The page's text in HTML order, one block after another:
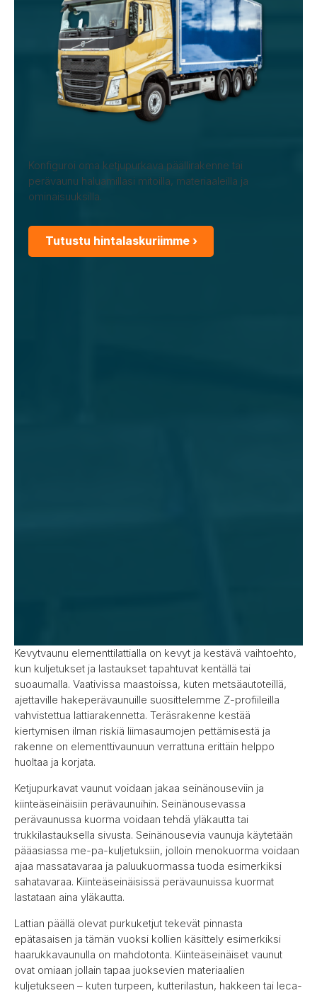
Konfiguroi oma ketjupurkava päällirakenne tai
perävaunu haluamillasi mitoilla, materiaaleilla ja
ominaisuuksilla.
Tutustu hintalaskuriimme ›
Kevytvaunu elementtilattialla on kevyt ja kestävä vaihtoehto,
kun kuljetukset ja lastaukset tapahtuvat kentällä tai
suoaumalla. Vaativissa maastoissa, kuten metsäautoteillä,
ajettaville hakeperävaunuille suosittelemme Z-profiileilla
vahvistettua lattiarakennetta. Teräsrakenne kestää
kiertymisen ilman riskiä liimasaumojen pettämisestä ja
rakenne on elementtivaunuun verrattuna erittäin helppo
huoltaa ja korjata.
Ketjupurkavat vaunut voidaan jakaa seinänouseviin ja
kiinteäseinäisiin perävaunuihin. Seinänousevassa
perävaunussa kuorma voidaan tehdä yläkautta tai
trukkilastauksella sivusta. Seinänousevia vaunuja käytetään
pääasiassa me-pa-kuljetuksiin, jolloin menokuorma voidaan
ajaa massatavaraa ja paluukuormassa tuoda esimerkiksi
sahatavaraa. Kiinteäseinäisissä perävaunuissa kuormat
lastataan aina yläkautta.
Lattian päällä olevat purkuketjut tekevät pinnasta
epätasaisen ja tämän vuoksi kollien käsittely esimerkiksi
haarukkavaunulla on mahdotonta. Kiinteäseinäiset vaunut
ovat omiaan jollain tapaa juoksevien materiaalien
kuljetukseen – kuten turpeen, kutterilastun, hakkeen tai leca-